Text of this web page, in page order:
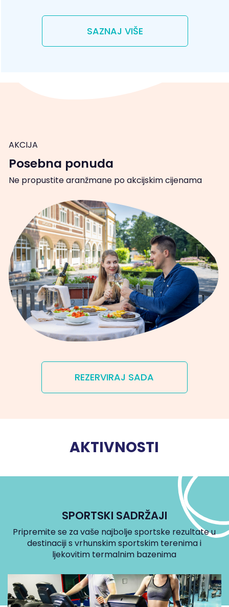
SAZNAJ VIŠE
AKCIJA
Posebna ponuda
Ne propustite aranžmane po akcijskim cijenama
REZERVIRAJ SADA
AKTIVNOSTI
SPORTSKI SADRŽAJI
Pripremite se za vaše najbolje sportske rezultate u
destinaciji s vrhunskim sportskim terenima i
ljekovitim termalnim bazenima